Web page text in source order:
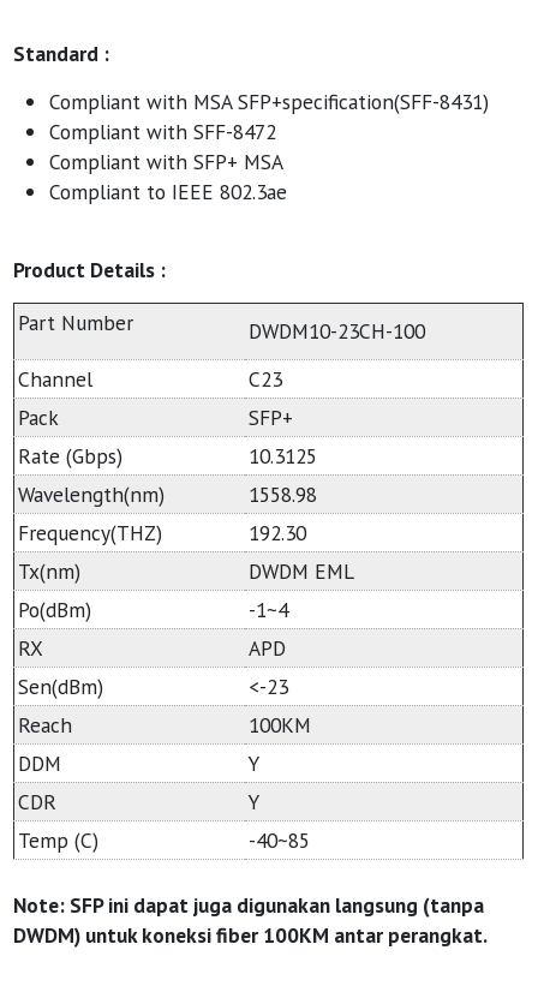
Standard :
Compliant with MSA SFP+specification(SFF-8431)
Compliant with SFF-8472
Compliant with SFP+ MSA
Compliant to IEEE 802.3ae
Product Details :
Part Number
DWDM10-23CH-100
Channel
C23
Pack
SFP+
Rate (Gbps)
10.3125
Wavelength(nm)
1558.98
Frequency(THZ)
192.30
Tx(nm)
DWDM EML
Po(dBm)
-1~4
RX
APD
Sen(dBm)
<-23
Reach
100KM
DDM
Y
CDR
Y
Temp (C)
-40~85
Note: SFP ini dapat juga digunakan langsung (tanpa
DWDM) untuk koneksi fiber 100KM antar perangkat.